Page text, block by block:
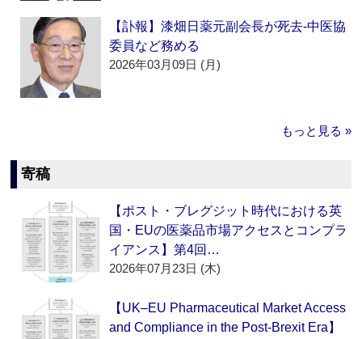
【訃報】漆畑日薬元副会長が死去‐中医協
委員など務める
2026年03月09日 (月)
もっと見る »
寄稿
【ポスト・ブレグジット時代における英
国・EUの医薬品市場アクセスとコンプラ
イアンス】第4回…
2026年07月23日 (木)
【UK–EU Pharmaceutical Market Access
and Compliance in the Post-Brexit Era】